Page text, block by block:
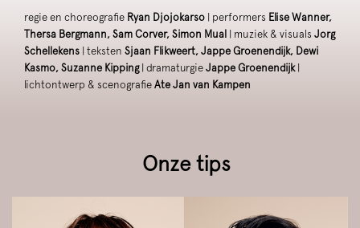
regie en choreografie Ryan Djojokarso | performers Elise Wanner,
Thersa Bergmann, Sam Corver, Simon Mual
| muziek & visuals Jorg
Schellekens | teksten Sjaan Flikweert, Jappe Groenendijk, Dewi
Kasmo, Suzanne Kipping| dramaturgie Jappe Groenendijk
lichtontwerp & scenografie Ate Jan van Kampen
Onze tips